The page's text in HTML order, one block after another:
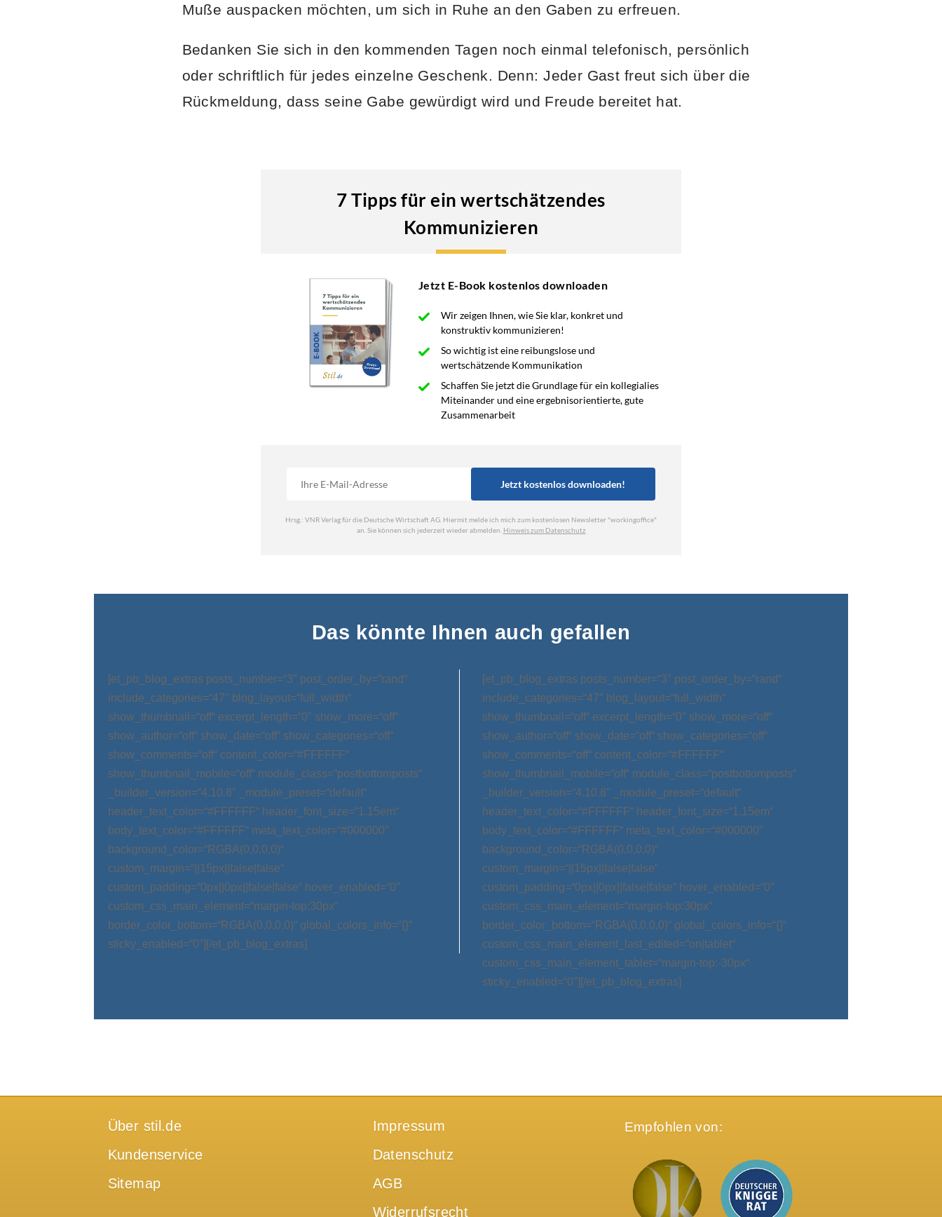
Muße auspacken möchten, um sich in Ruhe an den Gaben zu erfreuen.
Bedanken Sie sich in den kommenden Tagen noch einmal telefonisch, persönlich
oder schriftlich für jedes einzelne Geschenk. Denn: Jeder Gast freut sich über die
Rückmeldung, dass seine Gabe gewürdigt wird und Freude bereitet hat.
Das könnte Ihnen auch gefallen
[et_pb_blog_extras posts_number=“3″ post_order_by=“rand“
include_categories=“47″ blog_layout=“full_width“
show_thumbnail=“off“ excerpt_length=“0″ show_more=“off“
show_author=“off“ show_date=“off“ show_categories=“off“
show_comments=“off“ content_color=“#FFFFFF“
show_thumbnail_mobile=“off“ module_class=“postbottomposts“
_builder_version=“4.10.8″ _module_preset=“default“
header_text_color=“#FFFFFF“ header_font_size=“1.15em“
body_text_color=“#FFFFFF“ meta_text_color=“#000000″
background_color=“RGBA(0,0,0,0)“
custom_margin=“||15px||false|false“
custom_padding=“0px||0px||false|false“ hover_enabled=“0″
custom_css_main_element=“margin-top:30px“
border_color_bottom=“RGBA(0,0,0,0)“ global_colors_info=“{}“
sticky_enabled=“0″][/et_pb_blog_extras]
[et_pb_blog_extras posts_number=“3″ post_order_by=“rand“
include_categories=“47″ blog_layout=“full_width“
show_thumbnail=“off“ excerpt_length=“0″ show_more=“off“
show_author=“off“ show_date=“off“ show_categories=“off“
show_comments=“off“ content_color=“#FFFFFF“
show_thumbnail_mobile=“off“ module_class=“postbottomposts“
_builder_version=“4.10.8″ _module_preset=“default“
header_text_color=“#FFFFFF“ header_font_size=“1.15em“
body_text_color=“#FFFFFF“ meta_text_color=“#000000″
background_color=“RGBA(0,0,0,0)“
custom_margin=“||15px||false|false“
custom_padding=“0px||0px||false|false“ hover_enabled=“0″
custom_css_main_element=“margin-top:30px“
border_color_bottom=“RGBA(0,0,0,0)“ global_colors_info=“{}“
custom_css_main_element_last_edited=“on|tablet“
custom_css_main_element_tablet=“margin-top:-30px“
sticky_enabled=“0″][/et_pb_blog_extras]
Über stil.de
Kundenservice
Sitemap
Impressum
Datenschutz
AGB
Widerrufsrecht
Empfohlen von: